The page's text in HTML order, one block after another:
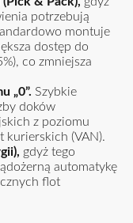
potrzebują
montuje
dostęp do
co zmniejsza
„0”. Szybkie
doków
z poziomu
kurierskich (VAN).
gdyż tego
automatykę
flot